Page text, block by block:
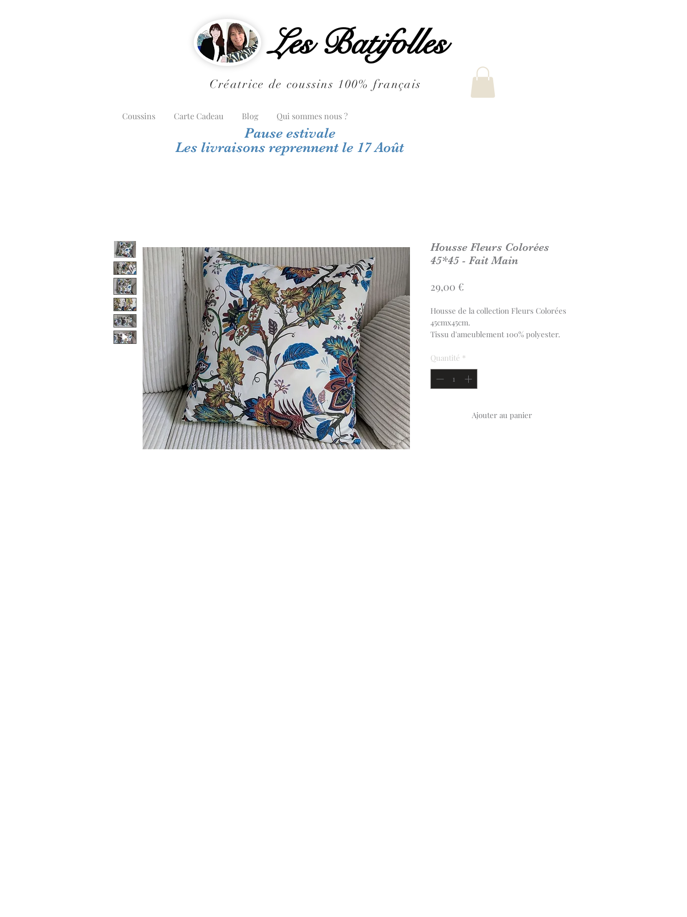
Les Batifolles
Créatrice de coussins 100% français
Coussins Carte Cadeau Blog Qui sommes nous ?
Pause estivale
Les livraisons reprennent le 17 Août
Housse Fleurs Colorées
45*45 - Fait Main
29,00 €
Housse de la collection Fleurs Colorées
45cmx45cm.
Tissu d'ameublement 100% polyester.
région parisienne. Fermeture en
portefeuille sans fermeture éclair.
Quantité *
Ajouter au panier